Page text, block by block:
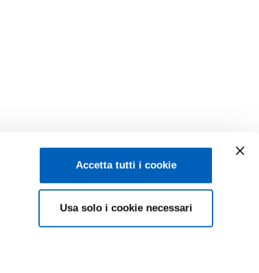
Accetta tutti i cookie
Usa solo i cookie necessari